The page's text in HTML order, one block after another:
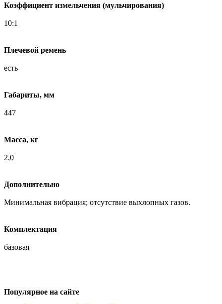
Коэффициент измельчения (мульчирования)
10:1
Плечевой ремень
есть
Габариты, мм
447
Масса, кг
2,0
Дополнительно
Минимальная вибрация; отсутствие выхлопных газов.
Комплектация
базовая
Популярное на сайте